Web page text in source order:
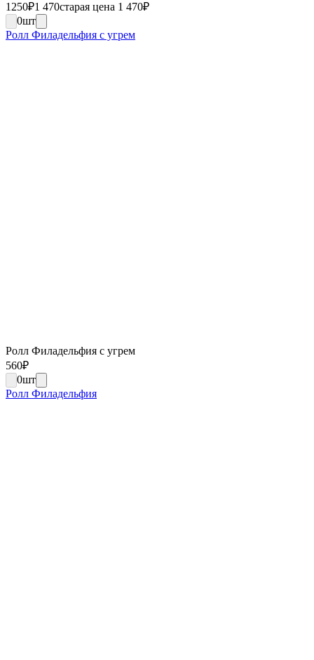
1250₽1 470старая цена 1 470₽
0шт
Ролл Филадельфия с угрем
Ролл Филадельфия с угрем
560₽
0шт
Ролл Филадельфия